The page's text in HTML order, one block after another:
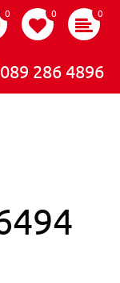
0 0 0
089 286 4896